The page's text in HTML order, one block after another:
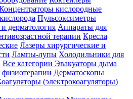
кислородные
Пульсоксиметры
дерматология Аппараты для
терапии Кресла
Лазеры хирургические и
Лампы-лупы Холодильники для
Все категории Эвакуаторы дыма
Дерматоскопы
(электрокоагуляторы)